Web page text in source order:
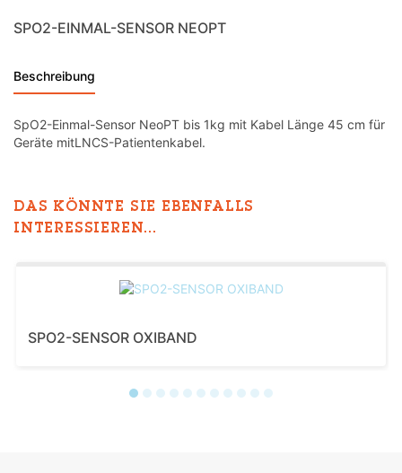
SPO2-EINMAL-SENSOR NEOPT
Beschreibung
SpO2-Einmal-Sensor NeoPT bis 1kg mit Kabel Länge 45 cm für
Geräte mitLNCS-Patientenkabel.
DAS KÖNNTE SIE EBENFALLS
INTERESSIEREN...
SPO2-SENSOR OXIBAND